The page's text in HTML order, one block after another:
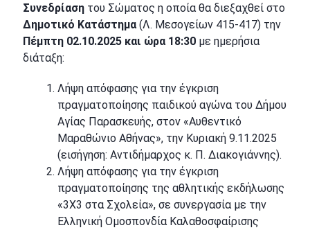
Συνεδρίαση του Σώματος η οποία θα διεξαχθεί στο
Δημοτικό Κατάστημα (Λ. Μεσογείων 415-417) την
Πέμπτη 02.10.2025 και ώρα 18:30 με ημερήσια
διάταξη:
Λήψη απόφασης για την έγκριση
πραγματοποίησης παιδικού αγώνα του Δήμου
Αγίας Παρασκευής, στον «Αυθεντικό
Μαραθώνιο Αθήνας», την Κυριακή 9.11.2025
(εισήγηση: Αντιδήμαρχος κ. Π. Διακογιάννης).
Λήψη απόφασης για την έγκριση
πραγματοποίησης της αθλητικής εκδήλωσης
«3Χ3 στα Σχολεία», σε συνεργασία με την
Ελληνική Ομοσπονδία Καλαθοσφαίρισης